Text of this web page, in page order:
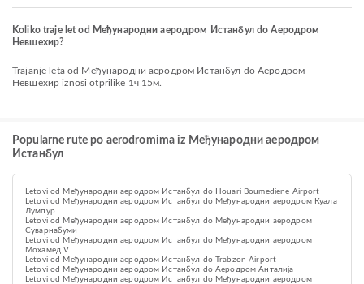
Koliko traje let od Међународни аеродром Истанбул do Aеродром
Невшехир?
Trajanje leta od Међународни аеродром Истанбул do Aеродром
Невшехир iznosi otprilike 1ч 15м.
Popularne rute po aerodromima iz Међународни аеродром
Истанбул
Letovi od Међународни аеродром Истанбул do Houari Boumediene Airport
Letovi od Међународни аеродром Истанбул do Међународни аеродром Куала
Лумпур
Letovi od Међународни аеродром Истанбул do Међународни аеродром
Суварнабуми
Letovi od Међународни аеродром Истанбул do Међународни аеродром
Мохамед V
Letovi od Међународни аеродром Истанбул do Trabzon Airport
Letovi od Међународни аеродром Истанбул do Аеродром Анталија
Letovi od Међународни аеродром Истанбул do Међународни аеродром